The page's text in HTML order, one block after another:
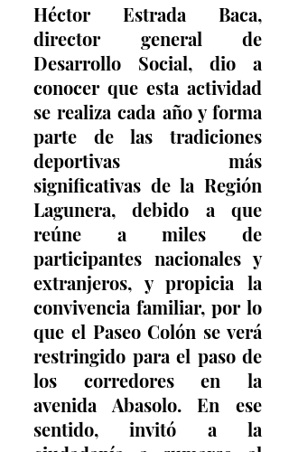
Héctor Estrada Baca,
director general de
Desarrollo Social, dio a
conocer que esta actividad
se realiza cada año y forma
parte de las tradiciones
deportivas más
significativas de la Región
Lagunera, debido a que
reúne a miles de
participantes nacionales y
extranjeros, y propicia la
convivencia familiar, por lo
que el Paseo Colón se verá
restringido para el paso de
los corredores en la
avenida Abasolo. En ese
sentido, invitó a la